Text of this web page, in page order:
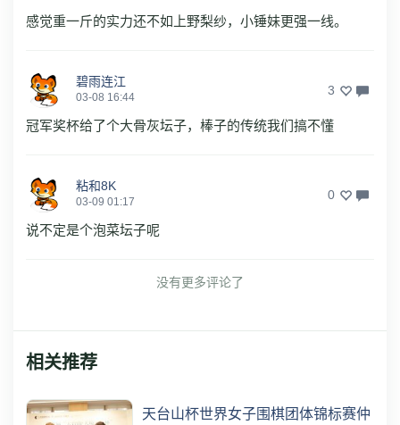
感觉重一斤的实力还不如上野梨纱，小锤妹更强一线。
碧雨连江
03-08 16:44 3
冠军奖杯给了个大骨灰坛子，棒子的传统我们搞不懂
粘和8K
03-09 01:17 0
说不定是个泡菜坛子呢
没有更多评论了
相关推荐
天台山杯世界女子围棋团体锦标赛仲